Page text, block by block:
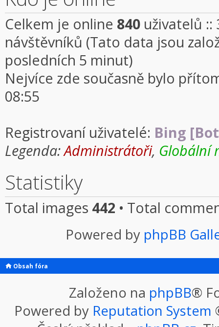
Celkem je online 840 uživatelů ::
návštěvníků (Tato data jsou
posledních 5 minut)
Nejvíce zde současně bylo
08:55
Registrovaní uživatelé: Bing
Legenda:Administrátoři, Globální
Statistiky
Total images 442 • Total
Powered by phpBB
Obsah fóra
Založeno na phpBB®
Powered by Reputation System